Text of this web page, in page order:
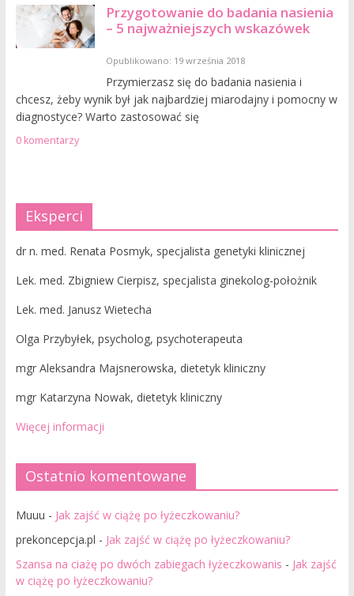
Przygotowanie do badania nasienia
– 5 najważniejszych wskazówek
Opublikowano: 19 września 2018
Przymierzasz się do badania nasienia i
chcesz, żeby wynik był jak najbardziej miarodajny i pomocny w
diagnostyce? Warto zastosować się
0 komentarzy
Eksperci
dr n. med. Renata Posmyk, specjalista genetyki klinicznej
Lek. med. Zbigniew Cierpisz, specjalista ginekolog-położnik
Lek. med. Janusz Wietecha
Olga Przybyłek, psycholog, psychoterapeuta
mgr Aleksandra Majsnerowska, dietetyk kliniczny
mgr Katarzyna Nowak, dietetyk kliniczny
Więcej informacji
Ostatnio komentowane
Muuu - Jak zajść w ciążę po łyżeczkowaniu?
prekoncepcja.pl - Jak zajść w ciążę po łyżeczkowaniu?
Szansa na ciażę po dwóch zabiegach łyżeczkowanis - Jak zajść
w ciążę po łyżeczkowaniu?